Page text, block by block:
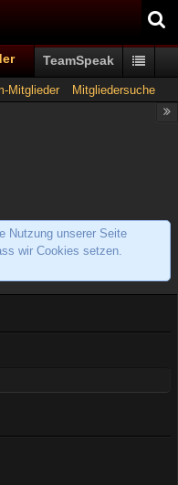
TeamSpeak
Mitglieder Mitgliedersuche
Nutzung unserer Seite
wir Cookies setzen.